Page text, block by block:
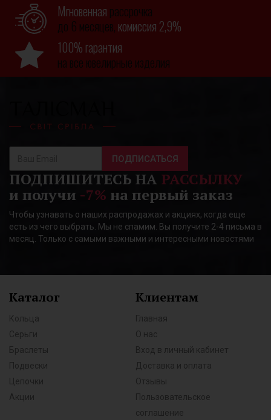
Мгновенная рассрочка
до 6 месяцев, комиссия 2,9%
100% гарантия
на все ювелирные изделия
ПОДПИСАТЬСЯ
ПОДПИШИТЕСЬ НА РАССЫЛКУ
и получи -7% на первый заказ
Чтобы узнавать о наших распродажах и акциях, когда еще
есть из чего выбрать. Мы не спамим. Вы получите 2-4 письма в
месяц. Только с самыми важными и интересными новостями
Каталог
Кольца
Серьги
Браслеты
Подвески
Цепочки
Акции
Клиентам
Главная
О нас
Вход в личный кабинет
Доставка и оплата
Отзывы
Пользовательское
соглашение